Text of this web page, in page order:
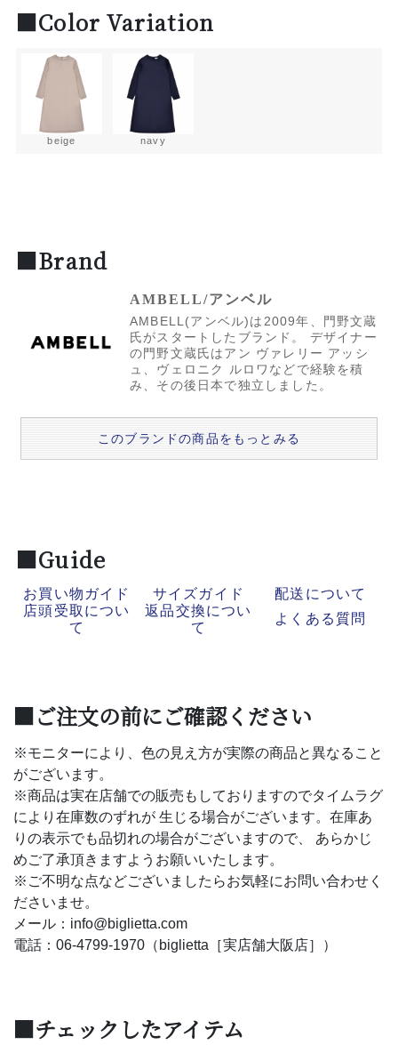
■Color Variation
beige navy
■Brand
AMBELL/アンベル
AMBELL(アンベル)は2009年、門野文蔵
氏がスタートしたブランド。 デザイナー
の門野文蔵氏はアン ヴァレリー アッシ
ュ、ヴェロニク ルロワなどで経験を積
み、その後日本で独立しました。
このブランドの商品をもっとみる
■Guide
お買い物ガイド サイズガイド
配送について
店頭受取につい
て
返品交換につい
て
よくある質問
■ご注文の前にご確認ください
※モニターにより、色の見え方が実際の商品と異なること
がございます。
※商品は実在店舗での販売もしておりますのでタイムラグ
により在庫数のずれが 生じる場合がございます。在庫あ
りの表示でも品切れの場合がございますので、 あらかじ
めご了承頂きますようお願いいたします。
※ご不明な点などございましたらお気軽にお問い合わせく
ださいませ。
メール：info@biglietta.com
電話：06-4799-1970（biglietta［実店舗大阪店］）
■チェックしたアイテム